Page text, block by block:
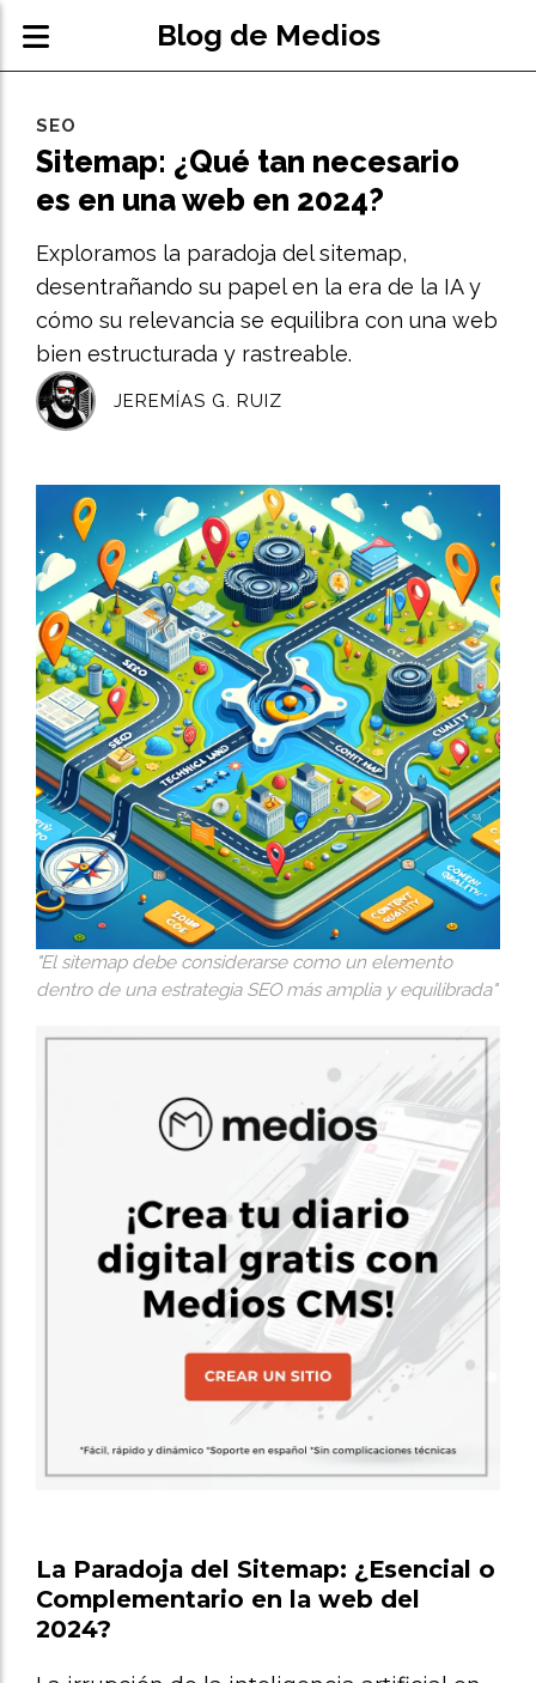
Blog de Medios
Sitemap: ¿Qué tan necesario
es en una web en 2024?
Exploramos la paradoja del sitemap,
desentrañando su papel en la era de la IA y
cómo su relevancia se equilibra con una web
bien estructurada y rastreable.
SEO
JEREMÍAS G. RUIZ
"El sitemap debe considerarse como un elemento
dentro de una estrategia SEO más amplia y equilibrada"
La Paradoja del Sitemap: ¿Esencial o
Complementario en la web del
2024?